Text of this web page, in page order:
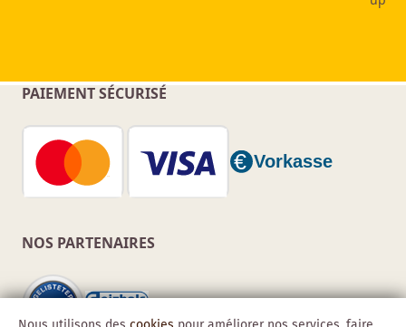
PAIEMENT SÉCURISÉ
NOS PARTENAIRES